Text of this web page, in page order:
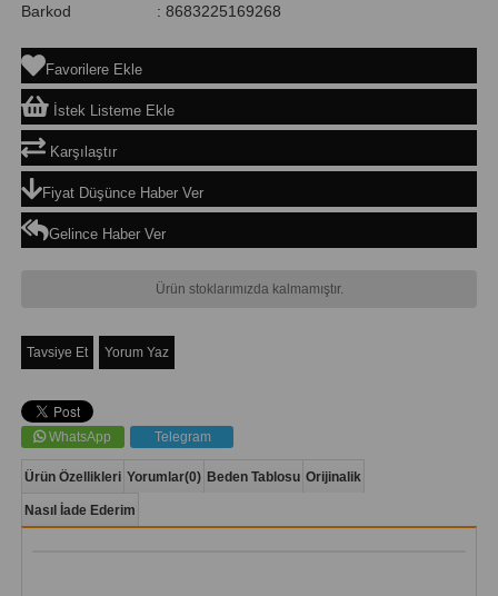
Barkod : 8683225169268
Favorilere Ekle
İstek Listeme Ekle
Karşılaştır
Fiyat Düşünce Haber Ver
Gelince Haber Ver
Ürün stoklarımızda kalmamıştır.
Tavsiye Et Yorum Yaz
WhatsApp Telegram
Ürün Özellikleri Yorumlar(0) Beden Tablosu Orijinalik
Nasıl İade Ederim